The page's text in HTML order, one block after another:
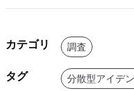
カテゴリ 調査
タグ 分散型アイデ